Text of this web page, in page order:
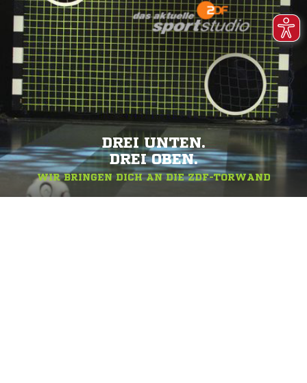
DREI UNTEN.
DREI OBEN.
WIR BRINGEN DICH AN DIE ZDF-TORWAND